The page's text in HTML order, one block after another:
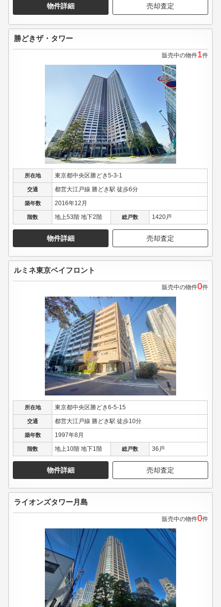
物件詳細 売却査定
勝どきザ・タワー
販売中の物件1件
所在地 東京都中央区勝どき5-3-1
交通 都営大江戸線 勝どき駅 徒歩6分
築年数 2016年12月
階数 地上53階 地下2階 総戸数 1420戸
物件詳細 売却査定
ルミネ東京ベイフロント
販売中の物件0件
所在地 東京都中央区勝どき6-5-15
交通 都営大江戸線 勝どき駅 徒歩10分
築年数 1997年8月
階数 地上10階 地下1階 総戸数 36戸
物件詳細 売却査定
ライオンズタワー月島
販売中の物件0件